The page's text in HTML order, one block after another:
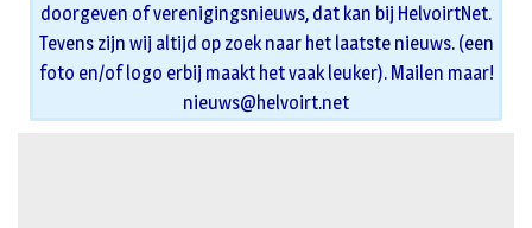
doorgeven of verenigingsnieuws, dat kan bij HelvoirtNet.
Tevens zijn wij altijd op zoek naar het laatste nieuws. (een
foto en/of logo erbij maakt het vaak leuker). Mailen maar!
nieuws@helvoirt.net